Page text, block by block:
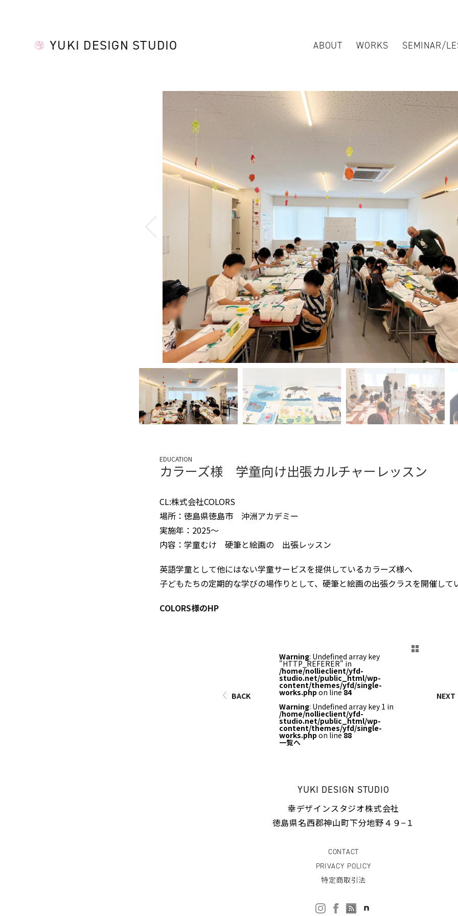
YUKI DESIGN STUDIO ABOUT WORKS SEMINAR/
EDUCATION
カラーズ様 学童向け出張カルチャーレッスン
CL:株式会社COLORS
場所：徳島県徳島市 沖洲アカデミー
実施年：2025〜
内容：学童むけ 硬筆と絵画の 出張レッスン
英語学童として他にはない学童サービスを提供しているカラーズ様へ
子どもたちの定期的な学びの場作りとして、硬筆と絵画の出張クラスを開催して
COLORS様のHP
BACK
Warning: Undefined array key
"HTTP_REFERER" in
/home/nollieclient/yfd-
studio.net/public_html/wp-
content/themes/yfd/single-
works.php on line84
Warning: Undefined array key 1 in
/home/nollieclient/yfd-
studio.net/public_html/wp-
content/themes/yfd/single-
works.php on line88
一覧へ
NEXT
YUKI DESIGN STUDIO
幸デザインスタジオ株式会社
徳島県名西郡神山町下分地野４９−１
CONTACT
PRIVACY POLICY
特定商取引法